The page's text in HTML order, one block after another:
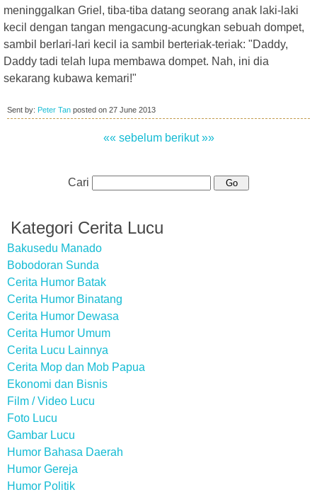
meninggalkan Griel, tiba-tiba datang seorang anak laki-laki
kecil dengan tangan mengacung-acungkan sebuah dompet,
sambil berlari-lari kecil ia sambil berteriak-teriak: "Daddy,
Daddy tadi telah lupa membawa dompet. Nah, ini dia
sekarang kubawa kemari!"
Sent by: Peter Tan posted on 27 June 2013
«« sebelum berikut »»
Cari
Kategori Cerita Lucu
Bakusedu Manado
Bobodoran Sunda
Cerita Humor Batak
Cerita Humor Binatang
Cerita Humor Dewasa
Cerita Humor Umum
Cerita Lucu Lainnya
Cerita Mop dan Mob Papua
Ekonomi dan Bisnis
Film / Video Lucu
Foto Lucu
Gambar Lucu
Humor Bahasa Daerah
Humor Gereja
Humor Politik